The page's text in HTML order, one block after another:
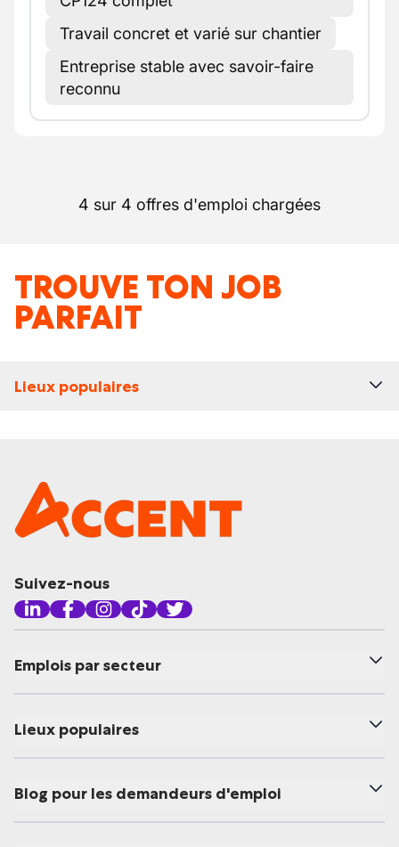
Travail concret et varié sur chantier
Entreprise stable avec savoir-faire
reconnu
4 sur 4 offres d'emploi chargées
TROUVE TON JOB
PARFAIT
Lieux populaires
Suivez-nous
Emplois par secteur
Lieux populaires
Blog pour les demandeurs d'emploi